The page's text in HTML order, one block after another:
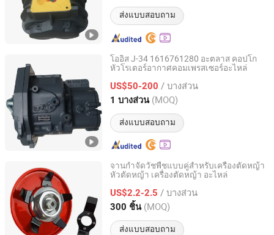
ส่งแบบสอบถาม
โออิส J-34 1616761280 อะตลาส คอปโก
หัวโรเตอร์อากาศคอมเพรสเซอร์อะไหล่
US$50-200 / บางส่วน
1 บางส่วน (MOQ)
ส่งแบบสอบถาม
Chengdu Seadweer Air Compressor Co., Ltd.
Sichuan, China อัตราจาก 2018
จานกำจัดวัชพืชแบบคู่สำหรับเครื่องตัดหญ้า
หัวตัดหญ้า เครื่องตัดหญ้า อะไหล่
US$2.2-2.5 / บางส่วน
300 ชิ้น (MOQ)
ส่งแบบสอบถาม
Hangzhou Raja Machinery Co., Ltd.
Zhejiang, China อัตราจาก 2022